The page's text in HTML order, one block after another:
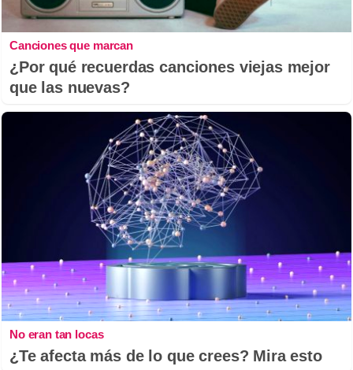
Canciones que marcan
¿Por qué recuerdas canciones viejas mejor
que las nuevas?
No eran tan locas
¿Te afecta más de lo que crees? Mira esto